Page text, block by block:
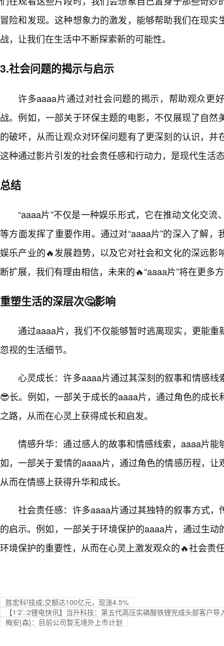
冒险和发现。这种想象力的激发，能够帮助我们在现实
战，让我们在生活中不断探索新的可能性。
3.社会问题的揭示与启示
许多aaaa片通过对社会问题的揭示，帮助观众更
战。例如，一部关于环保主题的电影，不仅展现了自然
的破坏，从而让观众对环保问题有了更深刻的认识，并
这种通过影片引发的社会责任感和行动力，是现代生活
总结
“aaaa片”不仅是一种娱乐形式，它在推动文化交
等方面发挥了重要作用。通过对“aaaa片”的深入了解
娱乐产业的🔥发展趋势，以及它对社会和文化的深远影
断扩展，我们有理由相信，未来的🔥“aaaa片”将在更多
重塑生活的深层次🤔影响
通过aaaa片，我们不仅能够暂时逃离现实，更能
忽视的生活细节。
心灵成长：许多aaaa片通过其深刻的叙事和情感
😎长。例如，一部关于成长的aaaa片，通过角色的成
之路，从而在心灵上获得成长和启发。
情感升华：通过感人的故事和情感线索，aaaa片
如，一部关于爱情的aaaa片，通过角色的情感历程，
从而在情感上获得升华和成长。
社会责任感：许多aaaa片通过其独特的叙事方式
的启示。例如，一部关于环境保护的aaaa片，通过生
环境保护的重要性，从而在心灵上激发观众的🔥社会责
胜宏科!技成;交额达100亿元，现涨4.5%
【1‘2’.:2锂电快讯】当升科技：第五代高压实磷酸铁锂完成头部客户导
梅安{森}：目前公司暂无境外上市计划